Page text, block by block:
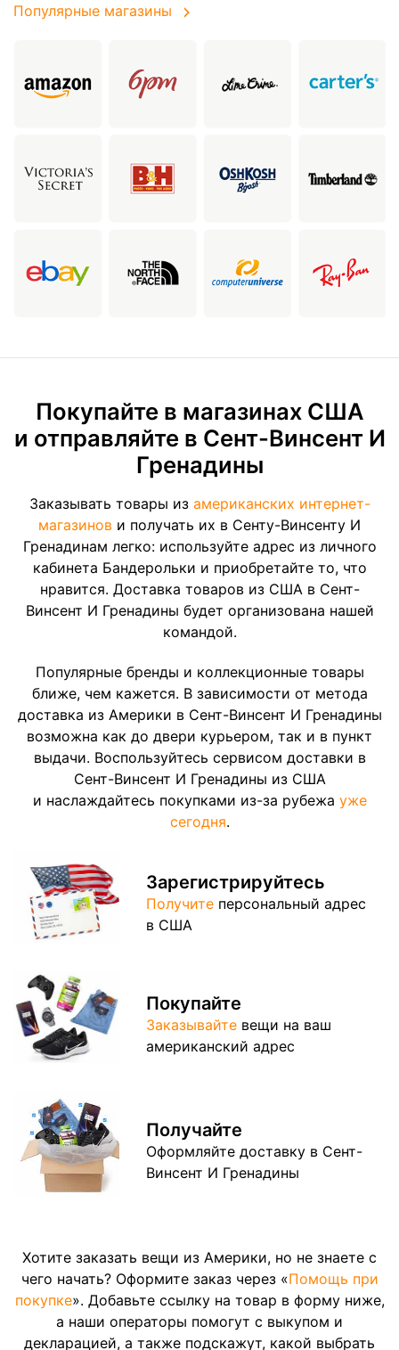
Популярные магазины
Покупайте в магазинах США
и отправляйте в Сент-Винсент И
Гренадины
Заказывать товары из американских интернет-
магазинов и получать их в Сенту-Винсенту И
Гренадинам легко: используйте адрес из личного
кабинета Бандерольки и приобретайте то, что
нравится. Доставка товаров из США в Сент-
Винсент И Гренадины будет организована нашей
командой.
Популярные бренды и коллекционные товары
ближе, чем кажется. В зависимости от метода
доставка из Америки в Сент-Винсент И Гренадины
возможна как до двери курьером, так и в пункт
выдачи. Воспользуйтесь сервисом доставки в
Сент-Винсент И Гренадины из США
и наслаждайтесь покупками из-за рубежа уже
сегодня.
Зарегистрируйтесь
Получите персональный адрес
в США
Покупайте
Заказывайте вещи на ваш
американский адрес
Получайте
Оформляйте доставку в Сент-
Винсент И Гренадины
Хотите заказать вещи из Америки, но не знаете с
чего начать? Оформите заказ через «Помощь при
покупке». Добавьте ссылку на товар в форму ниже,
а наши операторы помогут с выкупом и
декларацией, а также подскажут, какой выбрать